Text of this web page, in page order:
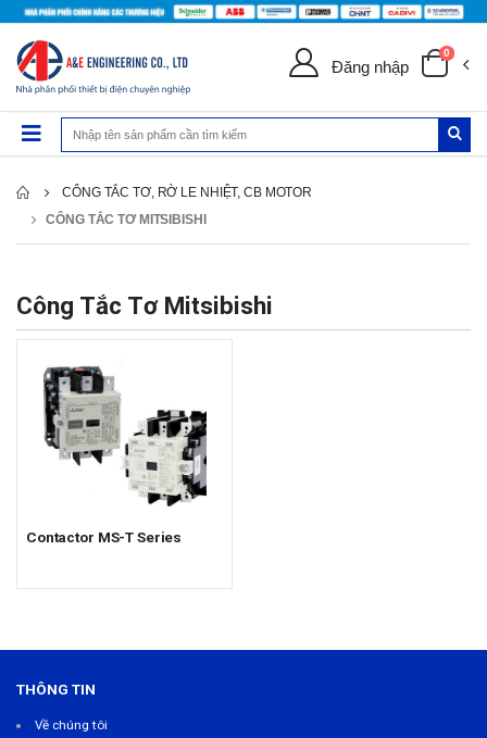
Đăng nhập
0
CÔNG TẮC TƠ, RỜ LE NHIỆT, CB MOTOR
CÔNG TẮC TƠ MITSIBISHI
Công Tắc Tơ Mitsibishi
Contactor MS-T Series
THÔNG TIN
Về chúng tôi